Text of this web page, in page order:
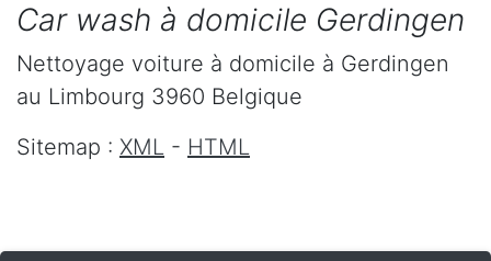
Car wash à domicile Gerdingen
Nettoyage voiture à domicile à Gerdingen
au Limbourg 3960 Belgique
Sitemap : XML - HTML